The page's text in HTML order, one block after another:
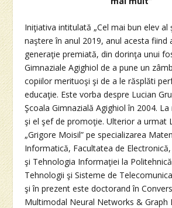
Iniţiativa intitulată „Cel mai bun elev al
naştere în anul 2019, anul acesta fiind
generaţie premiată, din dorinţa unui
Gimnaziale Agighiol de a pune un
copiilor merituoşi şi de a le răsplăti
educaţie. Este vorba despre Lucian
Şcoala Gimnazială Agighiol în 2004.
şi el şef de promoţie. Ulterior a urmat
„Grigore Moisil” pe specializarea
Informatică, Facultatea de
şi Tehnologia Informaţiei la
Tehnologii şi Sisteme de
şi în prezent este doctorand în
Multimodal Neural Networks & Graph